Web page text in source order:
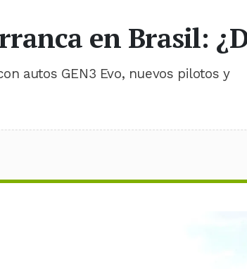
en Brasil:
autos GEN3 Evo, nuevos pilotos y